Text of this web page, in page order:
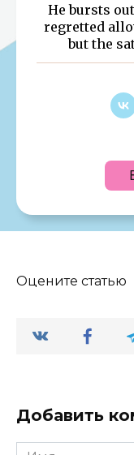
He bursts
regretted
but the
Оцените статью
Добавить
Имя